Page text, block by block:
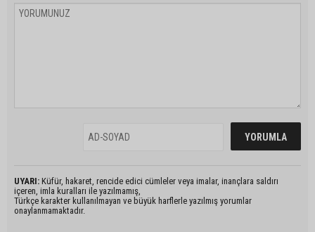
UYARI: Küfür, hakaret, rencide edici cümleler veya imalar, inançlara saldırı
içeren, imla kuralları ile yazılmamış,
Türkçe karakter kullanılmayan ve büyük harflerle yazılmış yorumlar
onaylanmamaktadır.